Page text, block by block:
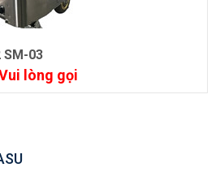
SM-03
lòng gọi